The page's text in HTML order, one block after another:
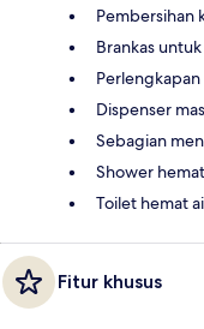
Pembersihan
Brankas
Dispenser
Sebagian
Shower
Toilet hemat
Fitur khusus